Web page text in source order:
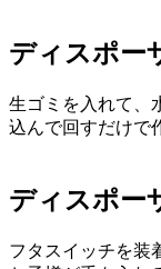
ディスポー
生ゴミを入れて、
込んで回すだけで
ディスポー
フタスイッチを装